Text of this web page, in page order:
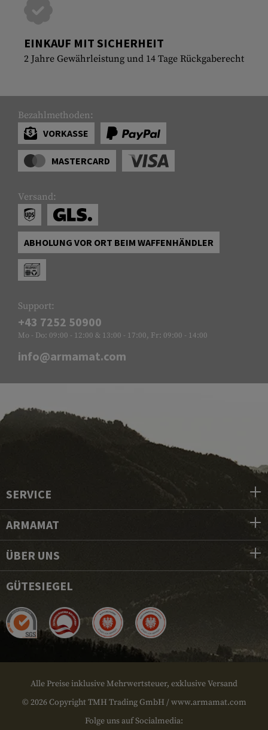
EINKAUF MIT SICHERHEIT
2 Jahre Gewährleistung und 14 Tage Rückgaberecht
Bezahlmethoden:
VORKASSE
MASTERCARD
Versand:
ABHOLUNG VOR ORT BEIM WAFFENHÄNDLER
Support:
+43 7252 50900
Mo - Do: 09:00 - 12:00 & 13:00 - 17:00, Fr: 09:00 - 14:00
info@armamat.com
SERVICE
ARMAMAT
ÜBER UNS
GÜTESIEGEL
Alle Preise inklusive Mehrwertsteuer, exklusive Versand
© 2026 Copyright TMH Trading GmbH / www.armamat.com
Folge uns auf Socialmedia: